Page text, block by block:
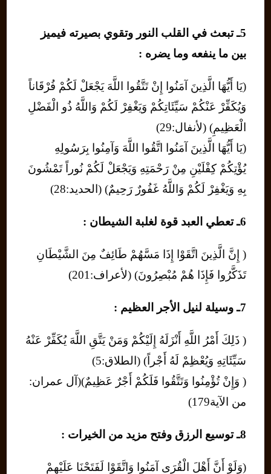
5ـ تبعث في القلب النور وتقوي بصيرته فيميز
بين ما ينفعه وما يضره :
(يَا أَيُّهَا الَّذِينَ آمَنُوا إِنْ تَتَّقُوا اللَّهَ يَجْعَلْ لَكُمْ فُرْقَاناً
وَيُكَفِّرْ عَنْكُمْ سَيِّئَاتِكُمْ وَيَغْفِرْ لَكُمْ وَاللَّهُ ذُو الْفَضْلِ
الْعَظِيمِ) (لأنفال:29)
(يَا أَيُّهَا الَّذِينَ آمَنُوا اتَّقُوا اللَّهَ وَآمِنُوا بِرَسُولِهِ
يُؤْتِكُمْ كِفْلَيْنِ مِنْ رَحْمَتِهِ وَيَجْعَلْ لَكُمْ نُوراً تَمْشُونَ
بِهِ وَيَغْفِرْ لَكُمْ وَاللَّهُ غَفُورٌ رَحِيمٌ) (الحديد:28)
6ـ تعطي العبد قوة لغلبة الشيطان :
( إِنَّ الَّذِينَ اتَّقَوْا إِذَا مَسَّهُمْ طَائِفٌ مِنَ الشَّيْطَانِ
تَذَكَّرُوا فَإِذَا هُمْ مُبْصِرُونَ) (لأعراف:201)
7ـ وسيلة لنيل الأجر العظيم :
( ذَلِكَ أَمْرُ اللَّهِ أَنْزَلَهُ إِلَيْكُمْ وَمَنْ يَتَّقِ اللَّهَ يُكَفِّرْ عَنْهُ
سَيِّئَاتِهِ وَيُعْظِمْ لَهُ أَجْراً) (الطلاق:5)
( وَإِنْ تُؤْمِنُوا وَتَتَّقُوا فَلَكُمْ أَجْرٌ عَظِيمٌ)(آل عمران:
من الآية179)
8ـ توسيع الرزق وفتح مزيد من الخيرات :
(وَلَوْ أَنَّ أَهْلَ الْقُرَى آمَنُوا وَاتَّقَوْا لَفَتَحْنَا عَلَيْهِمْ